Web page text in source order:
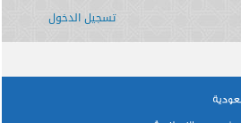
تسجيل الدخول